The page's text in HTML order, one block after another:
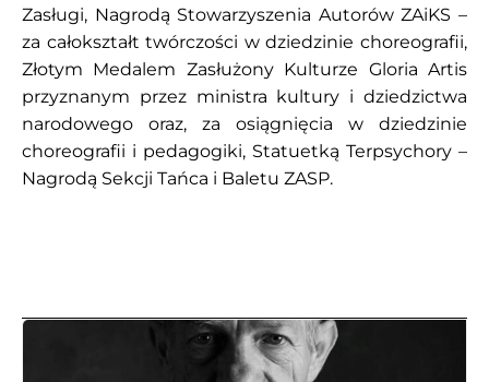
Zasługi, Nagrodą Stowarzyszenia Autorów ZAiKS –
za całokształt twórczości w dziedzinie choreografii,
Złotym Medalem Zasłużony Kulturze Gloria Artis
przyznanym przez ministra kultury i dziedzictwa
narodowego oraz, za osiągnięcia w dziedzinie
choreografii i pedagogiki, Statuetką Terpsychory –
Nagrodą Sekcji Tańca i Baletu ZASP.